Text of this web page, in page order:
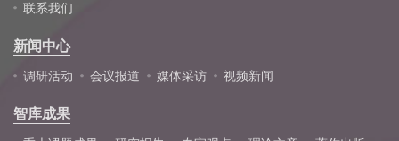
联系我们
新闻中心
调研活动 会议报道 媒体采访 视频新闻
智库成果